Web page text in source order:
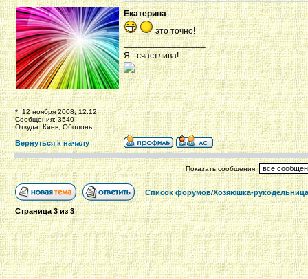
*: 12 ноября 2008, 12:12
Сообщения: 3540
Откуда: Киев, Оболонь
Екатерина
это точно!
_________________
Я - счастлива!
Вернуться к началу
Показать сообщения:
Список форумов/Хозяюшка-рукодельница
Страница3из3